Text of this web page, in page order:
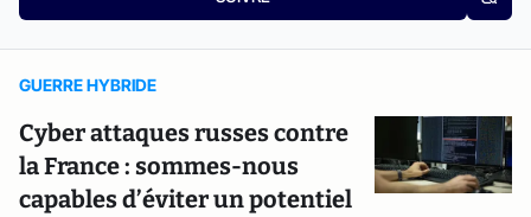
GUERRE HYBRIDE
Cyber attaques russes contre
la France : sommes-nous
capables d’éviter un potentiel